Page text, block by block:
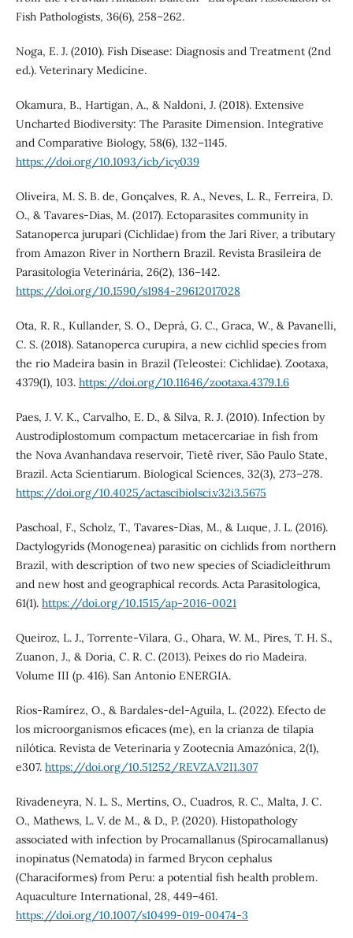
Fish Pathologists, 36(6), 258–262.
Noga, E. J. (2010). Fish Disease: Diagnosis and Treatment (2nd
ed.). Veterinary Medicine.
Okamura, B., Hartigan, A., & Naldoni, J. (2018). Extensive
Uncharted Biodiversity: The Parasite Dimension. Integrative
and Comparative Biology, 58(6), 132–1145.
https://doi.org/10.1093/icb/icy039
Oliveira, M. S. B. de, Gonçalves, R. A., Neves, L. R., Ferreira, D.
O., & Tavares-Dias, M. (2017). Ectoparasites community in
Satanoperca jurupari (Cichlidae) from the Jari River, a tributary
from Amazon River in Northern Brazil. Revista Brasileira de
Parasitologia Veterinária, 26(2), 136–142.
https://doi.org/10.1590/s1984-29612017028
Ota, R. R., Kullander, S. O., Deprá, G. C., Graca, W., & Pavanelli,
C. S. (2018). Satanoperca curupira, a new cichlid species from
the rio Madeira basin in Brazil (Teleostei: Cichlidae). Zootaxa,
4379(1), 103. https://doi.org/10.11646/zootaxa.4379.1.6
Paes, J. V. K., Carvalho, E. D., & Silva, R. J. (2010). Infection by
Austrodiplostomum compactum metacercariae in fish from
the Nova Avanhandava reservoir, Tietê river, São Paulo State,
Brazil. Acta Scientiarum. Biological Sciences, 32(3), 273–278.
https://doi.org/10.4025/actascibiolsci.v32i3.5675
Paschoal, F., Scholz, T., Tavares-Dias, M., & Luque, J. L. (2016).
Dactylogyrids (Monogenea) parasitic on cichlids from northern
Brazil, with description of two new species of Sciadicleithrum
and new host and geographical records. Acta Parasitologica,
61(1). https://doi.org/10.1515/ap-2016-0021
Queiroz, L. J., Torrente-Vilara, G., Ohara, W. M., Pires, T. H. S.,
Zuanon, J., & Doria, C. R. C. (2013). Peixes do rio Madeira.
Volume III (p. 416). San Antonio ENERGIA.
Ríos-Ramírez, O., & Bardales-del-Aguila, L. (2022). Efecto de
los microorganismos eficaces (me), en la crianza de tilapia
nilótica. Revista de Veterinaria y Zootecnia Amazónica, 2(1),
e307. https://doi.org/10.51252/REVZA.V2I1.307
Rivadeneyra, N. L. S., Mertins, O., Cuadros, R. C., Malta, J. C.
O., Mathews, L. V. de M., & D., P. (2020). Histopathology
associated with infection by Procamallanus (Spirocamallanus)
inopinatus (Nematoda) in farmed Brycon cephalus
(Characiformes) from Peru: a potential fish health problem.
Aquaculture International, 28, 449–461.
https://doi.org/10.1007/s10499-019-00474-3